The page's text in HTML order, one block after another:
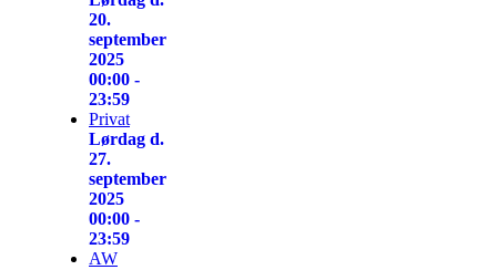
20.
september
2025
00:00 -
23:59
Privat
Lørdag d.
27.
september
2025
00:00 -
23:59
AW